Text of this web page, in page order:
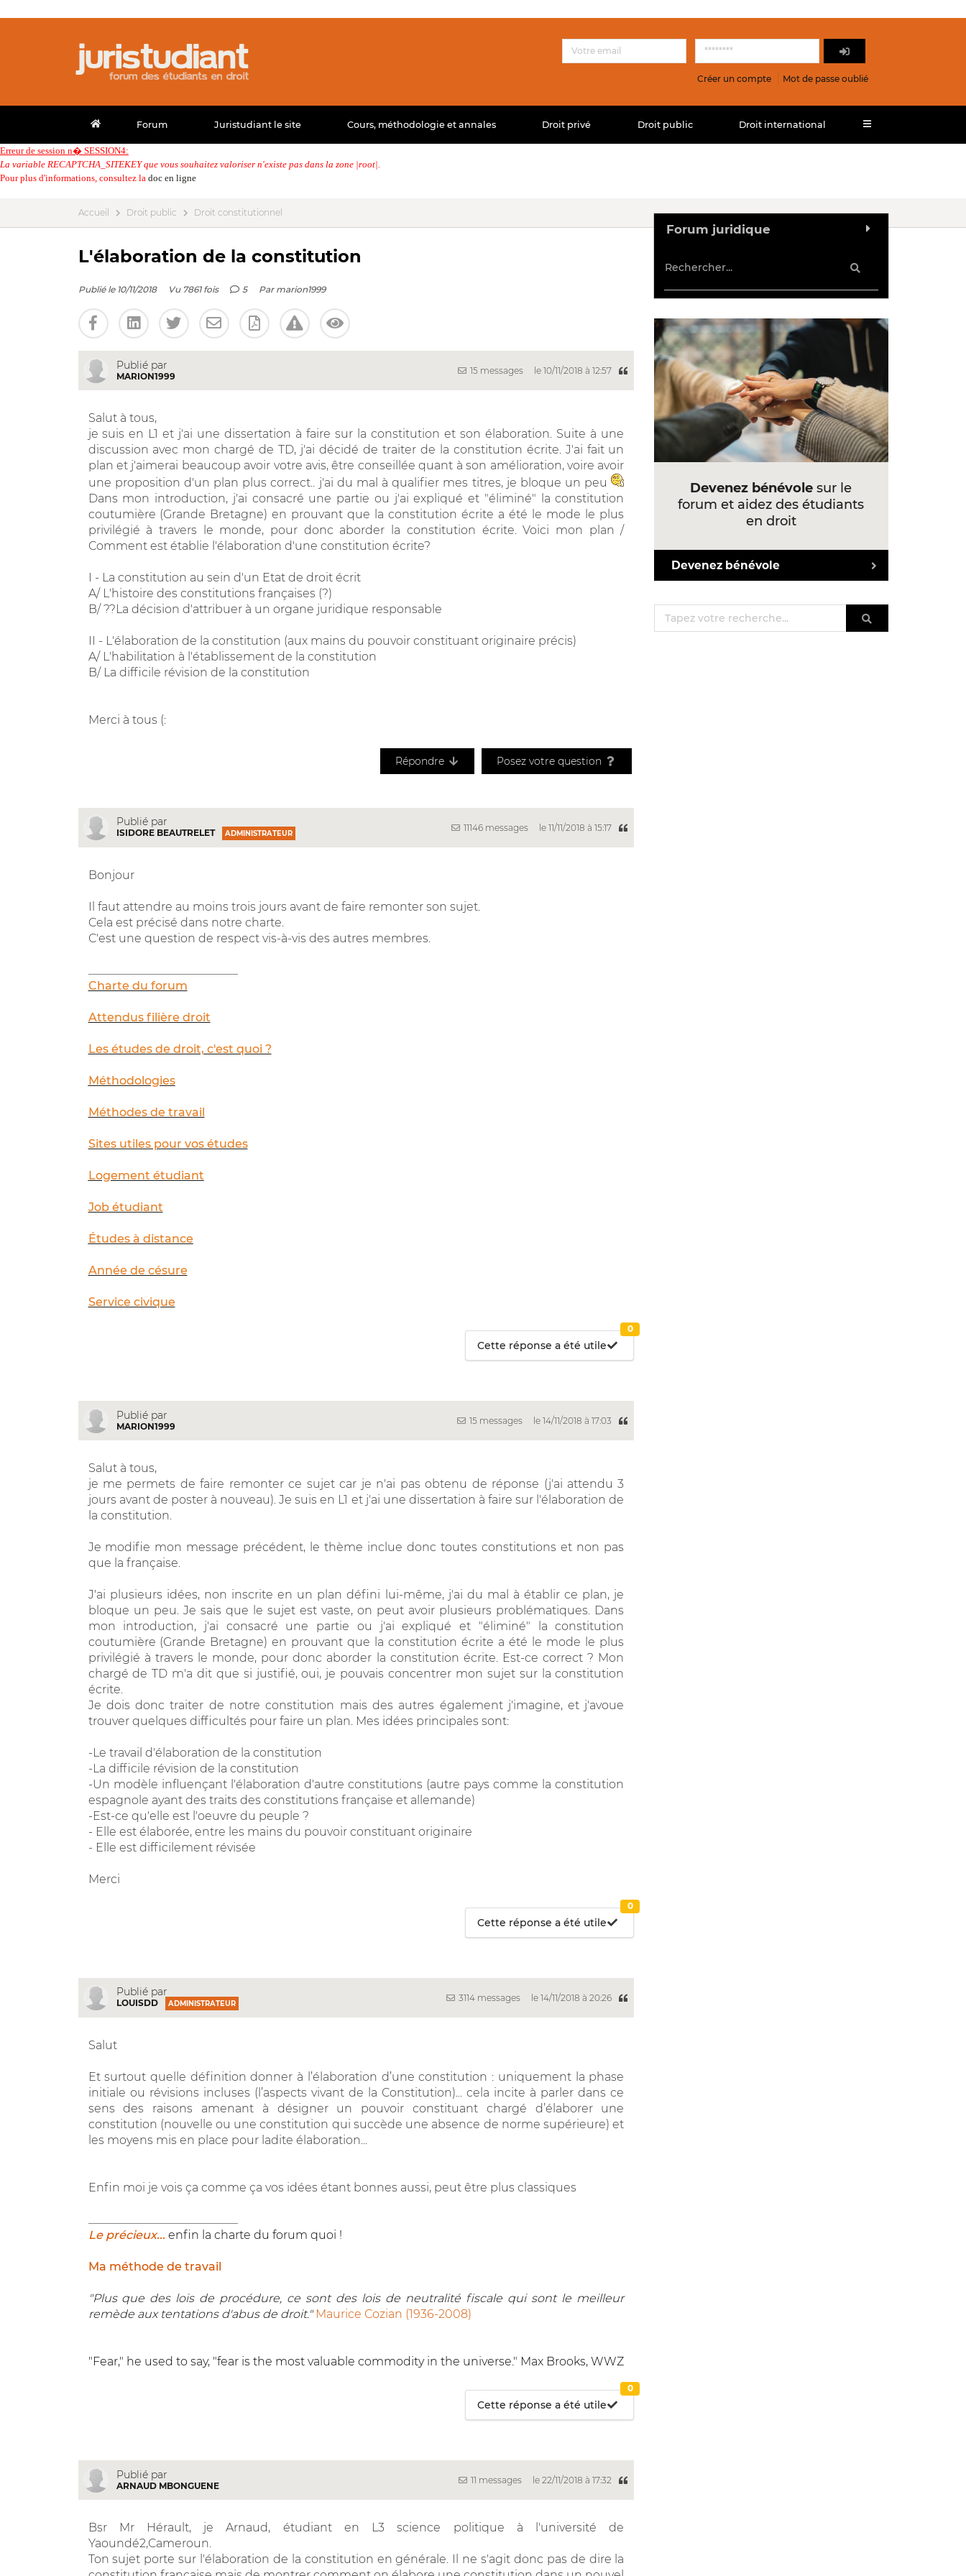
Créer un compte Mot de passe oublié
Forum Juristudiant le site Cours, méthodologie et annales Droit privé Droit public Droit international
Erreur de session n� SESSION4:
La variable RECAPTCHA_SITEKEY que vous souhaitez valoriser n'existe pas dans la zone |root|.
Pour plus d'informations, consultez la doc en ligne
Accueil Droit public Droit constitutionnel
L'élaboration de la constitution
Publié le 10/11/2018 Vu 7861 fois 5 Par marion1999
Publié par
MARION1999
15 messages le 10/11/2018 à 12:57
Salut à tous,
je suis en L1 et j'ai une dissertation à faire sur la constitution et son élaboration. Suite à une
discussion avec mon chargé de TD, j'ai décidé de traiter de la constitution écrite. J'ai fait un
plan et j'aimerai beaucoup avoir votre avis, être conseillée quant à son amélioration, voire avoir
une proposition d'un plan plus correct.. j'ai du mal à qualifier mes titres, je bloque un peu
Dans mon introduction, j'ai consacré une partie ou j'ai expliqué et "éliminé" la constitution
coutumière (Grande Bretagne) en prouvant que la constitution écrite a été le mode le plus
privilégié à travers le monde, pour donc aborder la constitution écrite. Voici mon plan /
Comment est établie l'élaboration d'une constitution écrite?
I - La constitution au sein d'un Etat de droit écrit
A/ L'histoire des constitutions françaises (?)
B/ ??La décision d'attribuer à un organe juridique responsable
II - L'élaboration de la constitution (aux mains du pouvoir constituant originaire précis)
A/ L'habilitation à l'établissement de la constitution
B/ La difficile révision de la constitution
Merci à tous (:
Répondre Posez votre question
Publié par
ISIDORE BEAUTRELET ADMINISTRATEUR
11146 messages le 11/11/2018 à 15:17
Bonjour
Il faut attendre au moins trois jours avant de faire remonter son sujet.
Cela est précisé dans notre charte.
C'est une question de respect vis-à-vis des autres membres.
Charte du forum
Attendus filière droit
Les études de droit, c'est quoi ?
Méthodologies
Méthodes de travail
Sites utiles pour vos études
Logement étudiant
Job étudiant
Études à distance
Année de césure
Service civique
Cette réponse a été utile
0
Publié par
MARION1999
15 messages le 14/11/2018 à 17:03
Salut à tous,
je me permets de faire remonter ce sujet car je n'ai pas obtenu de réponse (j'ai attendu 3
jours avant de poster à nouveau). Je suis en L1 et j'ai une dissertation à faire sur l'élaboration de
la constitution.
Je modifie mon message précédent, le thème inclue donc toutes constitutions et non pas
que la française.
J'ai plusieurs idées, non inscrite en un plan défini lui-même, j'ai du mal à établir ce plan, je
bloque un peu. Je sais que le sujet est vaste, on peut avoir plusieurs problématiques. Dans
mon introduction, j'ai consacré une partie ou j'ai expliqué et "éliminé" la constitution
coutumière (Grande Bretagne) en prouvant que la constitution écrite a été le mode le plus
privilégié à travers le monde, pour donc aborder la constitution écrite. Est-ce correct ? Mon
chargé de TD m'a dit que si justifié, oui, je pouvais concentrer mon sujet sur la constitution
écrite.
Je dois donc traiter de notre constitution mais des autres également j'imagine, et j'avoue
trouver quelques difficultés pour faire un plan. Mes idées principales sont:
-Le travail d'élaboration de la constitution
-La difficile révision de la constitution
-Un modèle influençant l'élaboration d'autre constitutions (autre pays comme la constitution
espagnole ayant des traits des constitutions française et allemande)
-Est-ce qu'elle est l'oeuvre du peuple ?
- Elle est élaborée, entre les mains du pouvoir constituant originaire
- Elle est difficilement révisée
Merci
Cette réponse a été utile
0
Publié par
LOUISDD ADMINISTRATEUR
3114 messages le 14/11/2018 à 20:26
Salut
Et surtout quelle définition donner à l’élaboration d’une constitution : uniquement la phase
initiale ou révisions incluses (l’aspects vivant de la Constitution)... cela incite à parler dans ce
sens des raisons amenant à désigner un pouvoir constituant chargé d’élaborer une
constitution (nouvelle ou une constitution qui succède une absence de norme supérieure) et
les moyens mis en place pour ladite élaboration...
Enfin moi je vois ça comme ça vos idées étant bonnes aussi, peut être plus classiques
Le précieux... enfin la charte du forum quoi !
Ma méthode de travail
"Plus que des lois de procédure, ce sont des lois de neutralité fiscale qui sont le meilleur
remède aux tentations d'abus de droit." Maurice Cozian (1936-2008)
"Fear," he used to say, "fear is the most valuable commodity in the universe." Max Brooks, WWZ
Cette réponse a été utile
0
Publié par
ARNAUD MBONGUENE
11 messages le 22/11/2018 à 17:32
Bsr Mr Hérault, je Arnaud, étudiant en L3 science politique à l'université de
Yaoundé2,Cameroun.
Ton sujet porte sur l'élaboration de la constitution en générale. Il ne s'agit donc pas de dire la
Forum juridique
Devenez bénévole sur le
forum et aidez des étudiants
en droit
Devenez bénévole